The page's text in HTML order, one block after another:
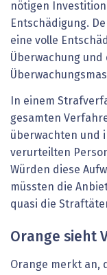
nötigen
Entschädigung.
eine volle
Überwachung
In einem
gesamten
überwachten und
verurteilten
Würden diese
müssten die
quasi die
Orange sieht
Orange merkt an,